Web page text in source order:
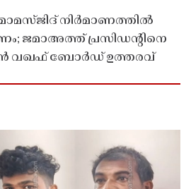
നിർമാണത്തിൽ
ജമാഅത്ത് പ്രസിഡന്റിനെ
വഖഫ് ബോർഡ് ഉത്തരവ്